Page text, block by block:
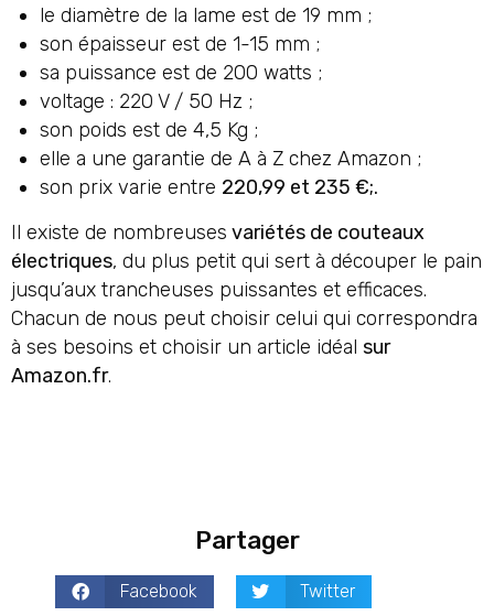
le diamètre de la lame est de 19 mm ;
son épaisseur est de 1-15 mm ;
sa puissance est de 200 watts ;
voltage : 220 V / 50 Hz ;
son poids est de 4,5 Kg ;
elle a une garantie de A à Z chez Amazon ;
son prix varie entre 220,99 et 235 €;.
Il existe de nombreuses variétés de couteaux
électriques, du plus petit qui sert à découper le pain
jusqu’aux trancheuses puissantes et efficaces.
Chacun de nous peut choisir celui qui correspondra
à ses besoins et choisir un article idéal sur
Amazon.fr.
Partager
Facebook Twitter